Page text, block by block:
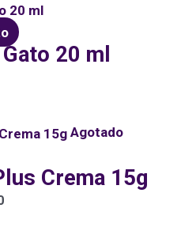
20 ml
Agotado
Crema 15g
El
actual